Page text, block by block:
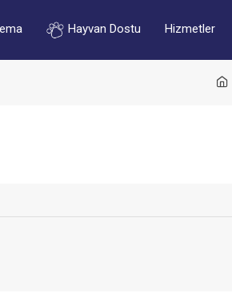
Hayvan Dostu Hizmetler